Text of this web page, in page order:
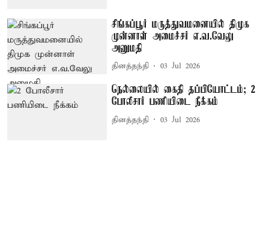
சிங்கப்பூர் மருத்துவமனையில் திமுக
முன்னாள் அமைச்சர் எ.வ.வேலு
அனுமதி
தினத்தந்தி 03 Jul 2026
நெல்லையில் கைதி தப்பியோட்டம்; 2
போலீசார் பணியிடை நீக்கம்
தினத்தந்தி 03 Jul 2026